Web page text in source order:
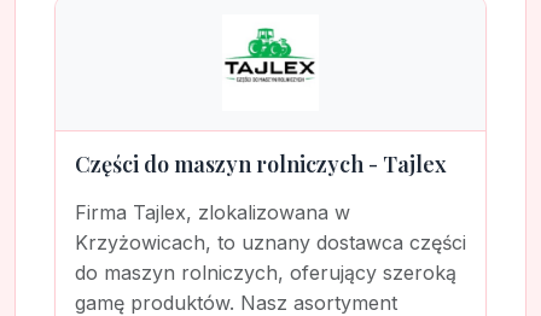
Części do maszyn rolniczych - Tajlex
Firma Tajlex, zlokalizowana w
Krzyżowicach, to uznany dostawca części
do maszyn rolniczych, oferujący szeroką
gamę produktów. Nasz asortyment